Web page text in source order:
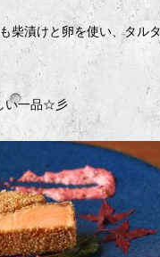
柴漬けと卵を使い、タル
い一品☆彡